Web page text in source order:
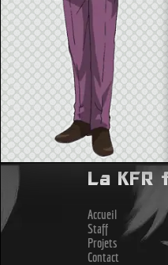
La KFR
Accueil
Staff
Projets
Contact